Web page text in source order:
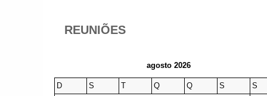
REUNIÕES
agosto 2026
D S T Q Q S
S